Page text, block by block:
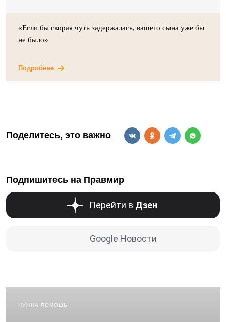
«Если бы скорая чуть задержалась, вашего сына уже бы
не было»
Подробнее
Поделитесь, это важно
Подпишитесь на Правмир
Перейти в Дзен
Google Новости
НУЖНА ПОМОЩЬ